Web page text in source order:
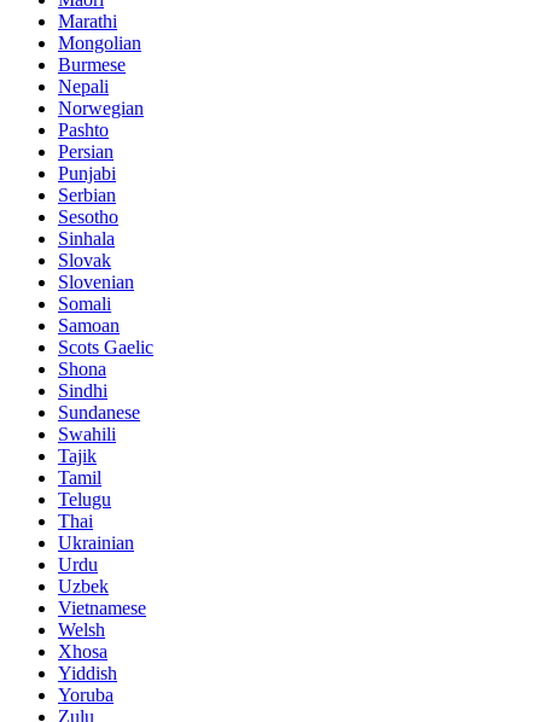
Marathi
Mongolian
Burmese
Nepali
Norwegian
Pashto
Persian
Punjabi
Serbian
Sesotho
Sinhala
Slovak
Slovenian
Somali
Samoan
Scots Gaelic
Shona
Sindhi
Sundanese
Swahili
Tajik
Tamil
Telugu
Thai
Ukrainian
Urdu
Uzbek
Vietnamese
Welsh
Xhosa
Yiddish
Yoruba
Zulu